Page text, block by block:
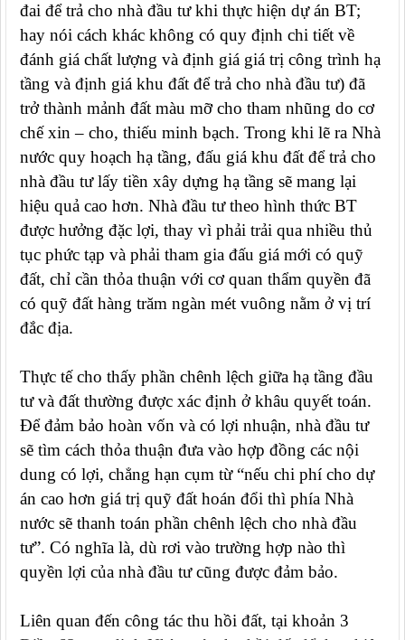
đai để trả cho nhà đầu tư khi thực hiện dự án BT;
hay nói cách khác không có quy định chi tiết về
đánh giá chất lượng và định giá giá trị công trình hạ
tầng và định giá khu đất để trả cho nhà đầu tư) đã
trở thành mảnh đất màu mỡ cho tham nhũng do cơ
chế xin – cho, thiếu minh bạch. Trong khi lẽ ra Nhà
nước quy hoạch hạ tầng, đấu giá khu đất để trả cho
nhà đầu tư lấy tiền xây dựng hạ tầng sẽ mang lại
hiệu quả cao hơn. Nhà đầu tư theo hình thức BT
được hưởng đặc lợi, thay vì phải trải qua nhiều thủ
tục phức tạp và phải tham gia đấu giá mới có quỹ
đất, chỉ cần thỏa thuận với cơ quan thẩm quyền đã
có quỹ đất hàng trăm ngàn mét vuông nằm ở vị trí
đắc địa.
Thực tế cho thấy phần chênh lệch giữa hạ tầng đầu
tư và đất thường được xác định ở khâu quyết toán.
Để đảm bảo hoàn vốn và có lợi nhuận, nhà đầu tư
sẽ tìm cách thỏa thuận đưa vào hợp đồng các nội
dung có lợi, chẳng hạn cụm từ “nếu chi phí cho dự
án cao hơn giá trị quỹ đất hoán đổi thì phía Nhà
nước sẽ thanh toán phần chênh lệch cho nhà đầu
tư”. Có nghĩa là, dù rơi vào trường hợp nào thì
quyền lợi của nhà đầu tư cũng được đảm bảo.
Liên quan đến công tác thu hồi đất, tại khoản 3